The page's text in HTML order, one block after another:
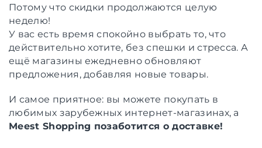
Потому что скидки продолжаются целую
неделю!
У вас есть время спокойно выбрать то, что
действительно хотите, без спешки и стресса. А
ещё магазины ежедневно обновляют
предложения, добавляя новые товары.
И самое приятное: вы можете покупать в
любимых зарубежных интернет-магазинах, а
Meest Shopping позаботится о доставке!